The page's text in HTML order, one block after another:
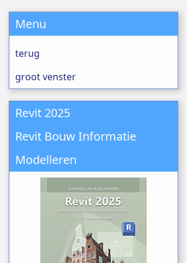
Menu
terug
groot venster
Revit 2025
Revit Bouw Informatie
Modelleren